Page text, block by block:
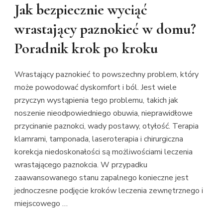
Jak bezpiecznie wyciąć
wrastający paznokieć w domu?
Poradnik krok po kroku
Wrastający paznokieć to powszechny problem, który
może powodować dyskomfort i ból. Jest wiele
przyczyn wystąpienia tego problemu, takich jak
noszenie nieodpowiedniego obuwia, nieprawidłowe
przycinanie paznokci, wady postawy, otyłość. Terapia
klamrami, tamponada, laseroterapia i chirurgiczna
korekcja niedoskonałości są możliwościami leczenia
wrastającego paznokcia. W przypadku
zaawansowanego stanu zapalnego konieczne jest
jednoczesne podjęcie kroków leczenia zewnętrznego i
miejscowego …